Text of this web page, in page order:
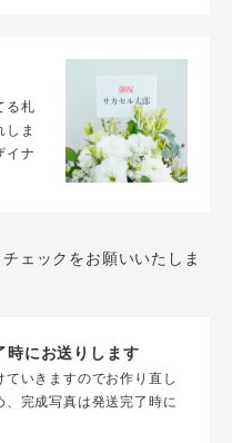
る札
しま
イナ
ェックをお願いいたしま
時にお送りします
いきますのでお作り直し
完成写真は発送完了時に